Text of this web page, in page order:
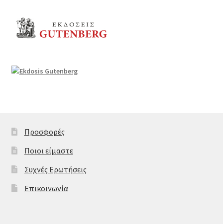
Προσφορές
Ποιοι είμαστε
Συχνές Ερωτήσεις
Επικοινωνία